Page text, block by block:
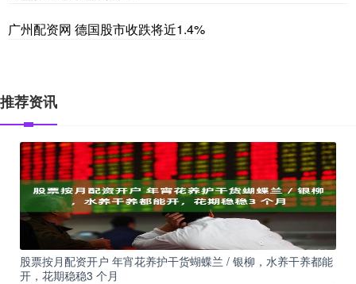
广州配资网 德国股市收跌将近1.4%
推荐资讯
股票按月配资开户 年宵花养护干货蝴蝶兰 / 银柳，水养干养都能
开，花期稳稳3 个月